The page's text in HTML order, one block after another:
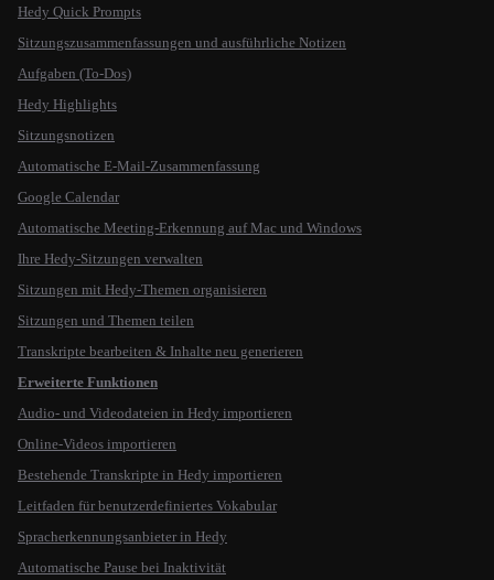
Hedy Quick Prompts
Sitzungszusammenfassungen und ausführliche Notizen
Aufgaben (To-Dos)
Hedy Highlights
Sitzungsnotizen
Automatische E-Mail-Zusammenfassung
Google Calendar
Automatische Meeting-Erkennung auf Mac und Windows
Ihre Hedy-Sitzungen verwalten
Sitzungen mit Hedy-Themen organisieren
Sitzungen und Themen teilen
Transkripte bearbeiten & Inhalte neu generieren
Erweiterte Funktionen
Audio- und Videodateien in Hedy importieren
Online-Videos importieren
Bestehende Transkripte in Hedy importieren
Leitfaden für benutzerdefiniertes Vokabular
Spracherkennungsanbieter in Hedy
Automatische Pause bei Inaktivität